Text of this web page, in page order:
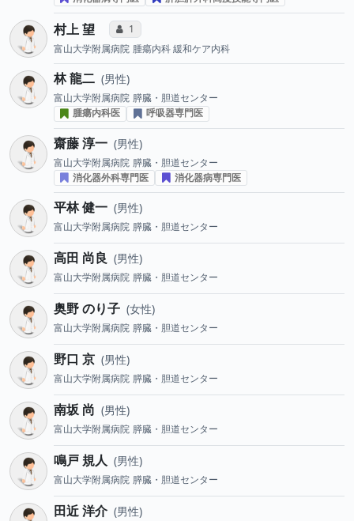
村上 望 コミュニケーション・タイプ投票数
1
富山大学附属病院 腫瘍内科 緩和ケア内科
林 龍二 男性
富山大学附属病院 膵臓・胆道センター
腫瘍内科医
呼吸器専門医
齋藤 淳一 男性
富山大学附属病院 膵臓・胆道センター
消化器外科専門医
消化器病専門医
平林 健一 男性
富山大学附属病院 膵臓・胆道センター
高田 尚良 男性
富山大学附属病院 膵臓・胆道センター
奥野 のり子 女性
富山大学附属病院 膵臓・胆道センター
野口 京 男性
富山大学附属病院 膵臓・胆道センター
南坂 尚 男性
富山大学附属病院 膵臓・胆道センター
鳴戸 規人 男性
富山大学附属病院 膵臓・胆道センター
田近 洋介 男性